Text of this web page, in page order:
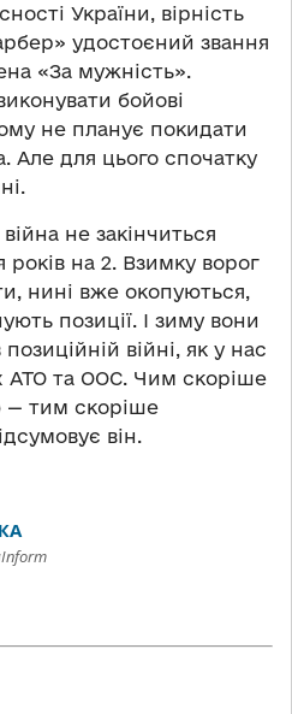
України, вірність
удостоєний звання
«За мужність».
бойові
не планує покидати
Але для цього спочатку
не закінчиться
років на 2. Взимку ворог
нині вже окопуються,
позиції. І зиму вони
війні, як у нас
АТО та ООС. Чим скоріше
— тим скоріше
він.